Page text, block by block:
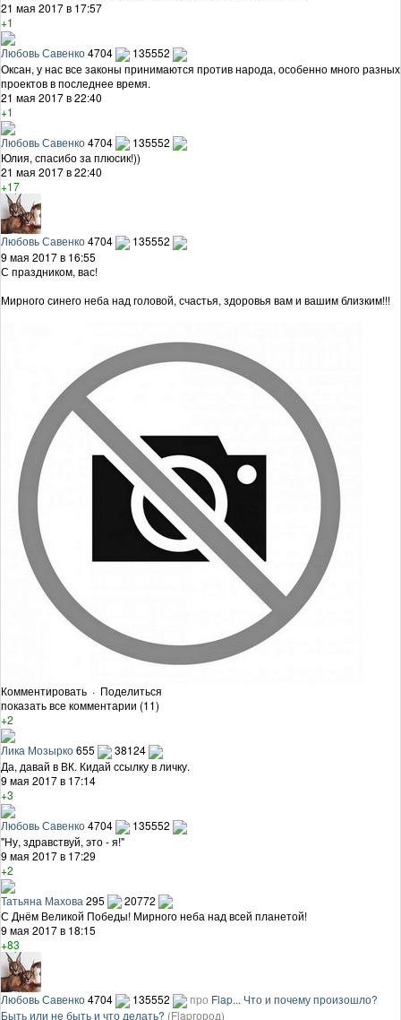
21 мая 2017 в 17:57
+1
Любовь Савенко4704
135552
Оксан, у нас все законы принимаются против народа, особенно много разных
проектов в последнее время.
21 мая 2017 в 22:40
+1
Любовь Савенко4704
135552
Юлия, спасибо за плюсик!))
21 мая 2017 в 22:40
+17
Любовь Савенко4704
135552
9 мая 2017 в 16:55
С праздником, вас!
Мирного синего неба над головой, счастья, здоровья вам и вашим близким!!!
Комментировать · Поделиться
показать все комментарии (11)
+2
Лика Мозырко655
38124
Да, давай в ВК. Кидай ссылку в личку.
9 мая 2017 в 17:14
+3
Любовь Савенко4704
135552
"Ну, здравствуй, это - я!"
9 мая 2017 в 17:29
+2
Татьяна Махова 295
20772
С Днём Великой Победы! Мирного неба над всей планетой!
9 мая 2017 в 18:15
+83
Любовь Савенко4704 135552 про Flap... Что и почему произошло?
Быть или не быть и что делать? (Flapгород)